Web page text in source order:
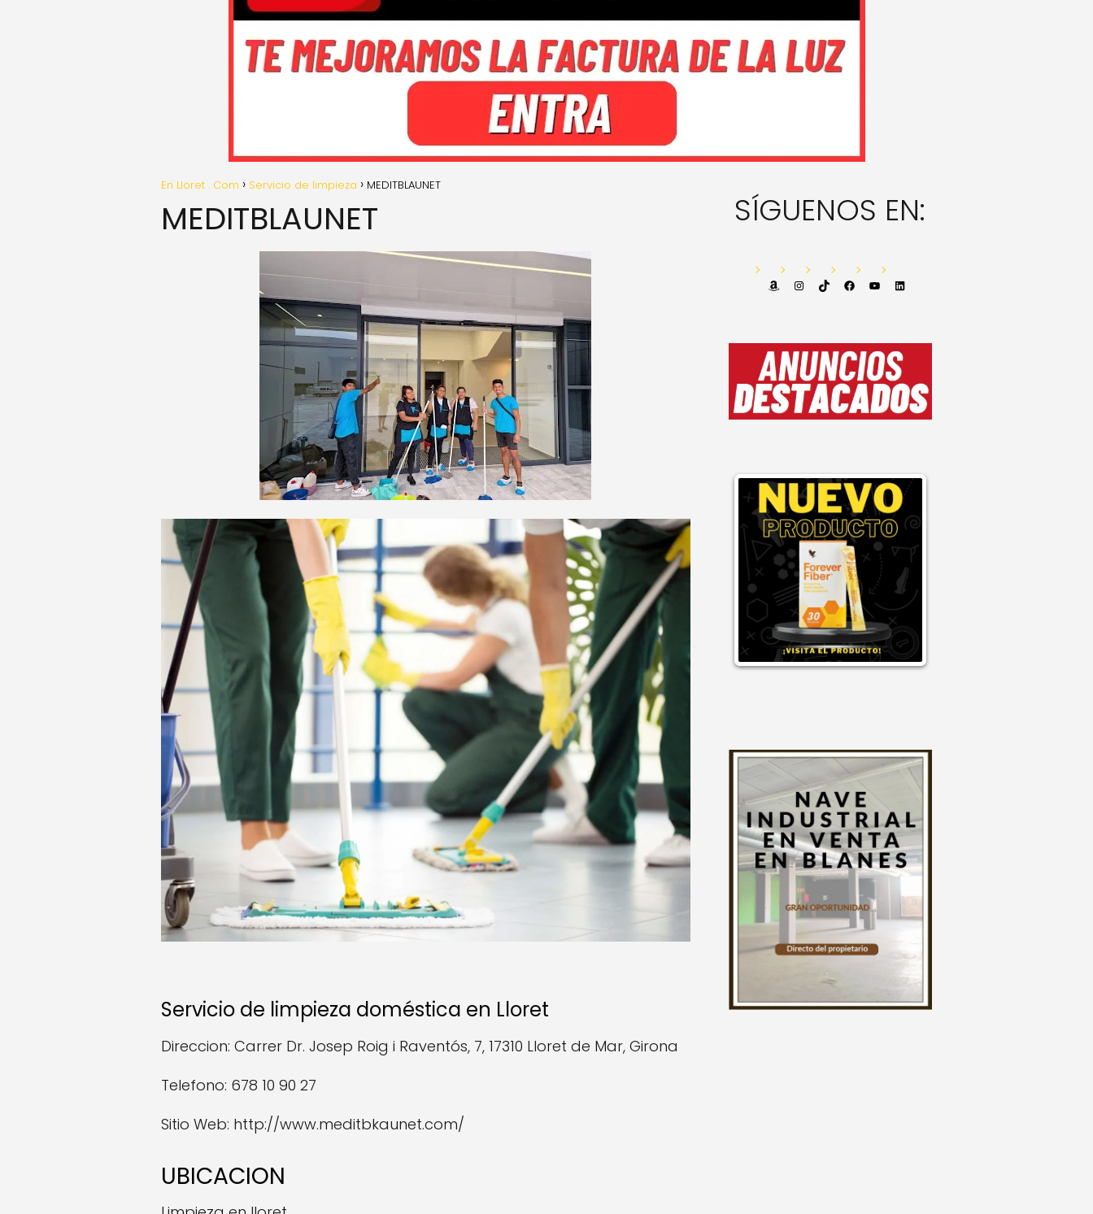
En Lloret . Com Servicio de limpieza MEDITBLAUNET
MEDITBLAUNET
Servicio de limpieza doméstica en Lloret
Direccion: Carrer Dr. Josep Roig i Raventós, 7, 17310 Lloret de Mar, Girona
Telefono: 678 10 90 27
Sitio Web: http://www.meditbkaunet.com/
UBICACION
SÍGUENOS EN:
AmazonInstagram
TikTokFacebook
YouTubeLinkedIn